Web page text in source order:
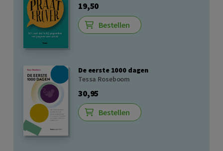
19,50
Bestellen
De eerste 1000 dagen
Tessa Roseboom
30,95
Bestellen